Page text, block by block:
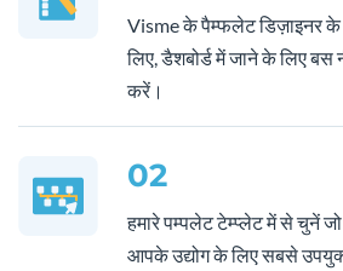
Visme के पैम्फलेट डिज़ाइनर
लिए, डैशबोर्ड में जाने के लिए बस
करें।
02
हमारे पम्पलेट टेम्प्लेट में से चुनें
आपके उद्योग के लिए सबसे